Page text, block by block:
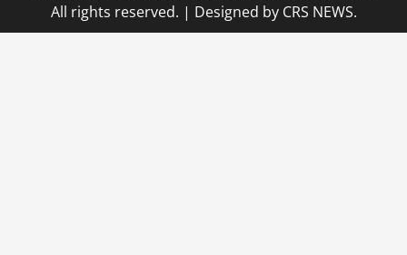
All rights reserved. | Designed by CRS NEWS.